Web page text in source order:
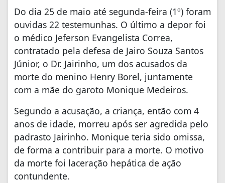
Do dia 25 de maio até segunda-feira (1º) foram
ouvidas 22 testemunhas. O último a depor foi
o médico Jeferson Evangelista Correa,
contratado pela defesa de Jairo Souza Santos
Júnior, o Dr. Jairinho, um dos acusados da
morte do menino Henry Borel, juntamente
com a mãe do garoto Monique Medeiros.
Segundo a acusação, a criança, então com 4
anos de idade, morreu após ser agredida pelo
padrasto Jairinho. Monique teria sido omissa,
de forma a contribuir para a morte. O motivo
da morte foi laceração hepática de ação
contundente.